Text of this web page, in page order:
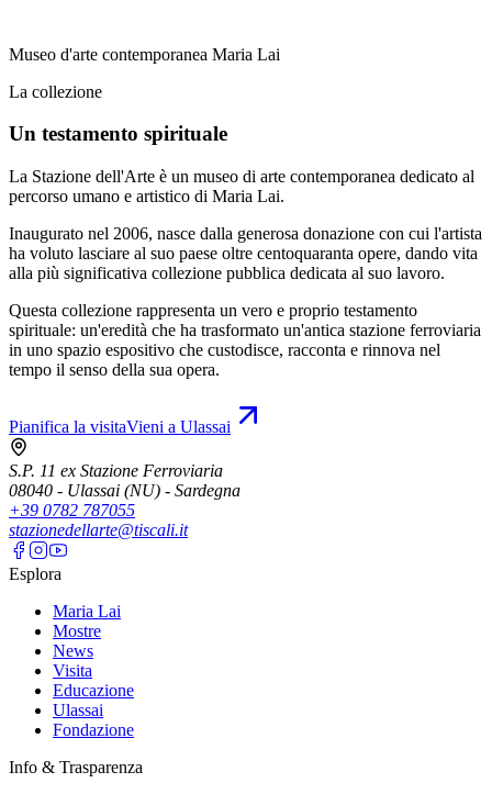
Museo d'arte contemporanea Maria Lai
La collezione
Un testamento spirituale
La Stazione dell'Arte è un museo di arte contemporanea dedicato al
percorso umano e artistico di Maria Lai.
Inaugurato nel 2006, nasce dalla generosa donazione con cui l'artista
ha voluto lasciare al suo paese oltre centoquaranta opere, dando vita
alla più significativa collezione pubblica dedicata al suo lavoro.
Questa collezione rappresenta un vero e proprio testamento
spirituale: un'eredità che ha trasformato un'antica stazione ferroviaria
in uno spazio espositivo che custodisce, racconta e rinnova nel
tempo il senso della sua opera.
Pianifica la visitaVieni a Ulassai
S.P. 11 ex Stazione Ferroviaria
08040 - Ulassai (NU) - Sardegna
+39 0782 787055
stazionedellarte@tiscali.it
Esplora
Maria Lai
Mostre
News
Visita
Educazione
Ulassai
Fondazione
Info & Trasparenza